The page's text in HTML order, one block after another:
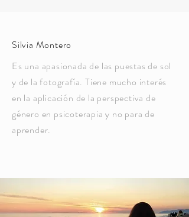
Silvia Montero
Es una apasionada de las puestas de sol
y de la fotografía. Tiene mucho interés
en la aplicación de la perspectiva de
género en psicoterapia y no para de
aprender.